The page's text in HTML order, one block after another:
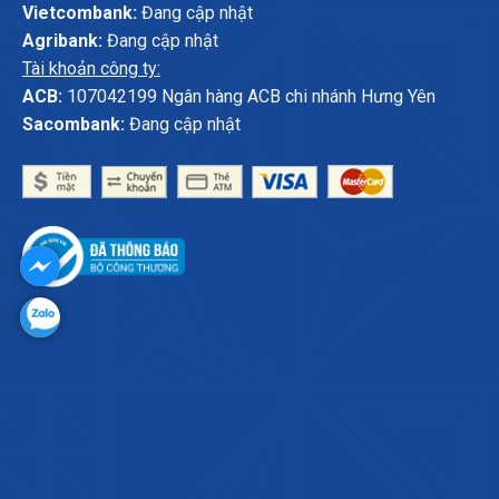
Vietcombank:Đang cập nhật
Agribank:Đang cập nhật
Tài khoản công ty:
ACB:107042199 Ngân hàng ACB chi nhánh Hưng Yên
Sacombank:Đang cập nhật